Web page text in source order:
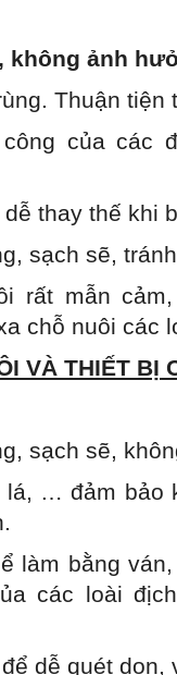
không ảnh
Thuận tiện
của các
thay thế khi
sạch sẽ,
rất mẫn
chỗ nuôi các
VÀ THIẾT BỊ
sạch sẽ,
… đảm bảo
làm bằng
các loài
dễ quét dọn,